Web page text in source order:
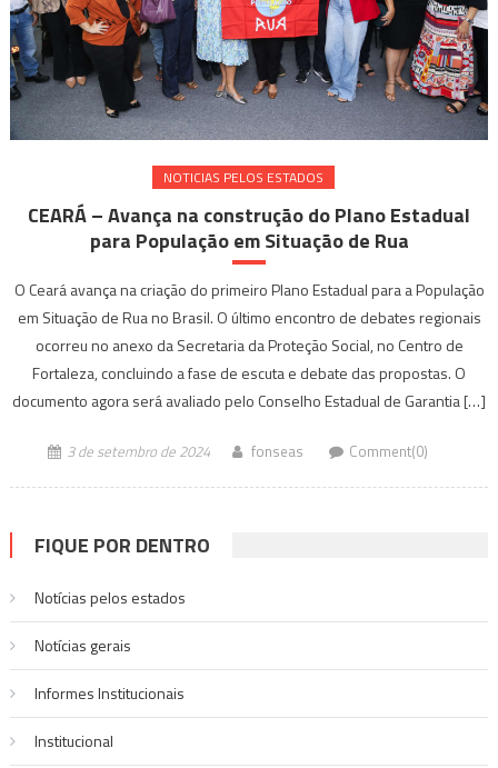
NOTICIAS PELOS ESTADOS
CEARÁ – Avança na construção do Plano Estadual
para População em Situação de Rua
O Ceará avança na criação do primeiro Plano Estadual para a População
em Situação de Rua no Brasil. O último encontro de debates regionais
ocorreu no anexo da Secretaria da Proteção Social, no Centro de
Fortaleza, concluindo a fase de escuta e debate das propostas. O
documento agora será avaliado pelo Conselho Estadual de Garantia […]
3 de setembro de 2024 fonseas Comment(0)
FIQUE POR DENTRO
Notícias pelos estados
Notí­cias gerais
Informes Institucionais
Institucional